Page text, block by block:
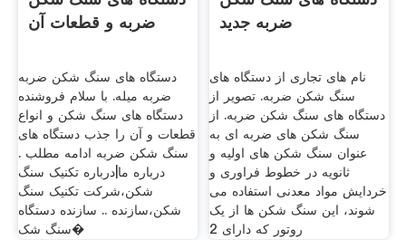
ضربه و قطعات آن
دستگاه های سنگ شکن ضربه
ضربه میله. با سلام فروشنده
دستگاه های سنگ شکن و انواع
قطعات و آن را جذب دستگاه های
سنگ شکن ضربه ادامه مطلب .
درباره ما|درباره تکنیک سنگ
شکن،شرکت تکنیک سنگ
شکن،سازنده .. سازنده دستگاه
سنگ شک�
ضربه جدید
نام های تجاری از دستگاه های
سنگ شکن ضربه. تصویر از
دستگاه های سنگ شکن ضربه. از
سنگ شکن های ضربه ای به
عنوان سنگ شکن های اولیه و
ثانویه در خطوط فراوری و
خردایش مواد معدنی استفاده می
شوند، این سنگ شکن ها از یک
روتور که دارای 2